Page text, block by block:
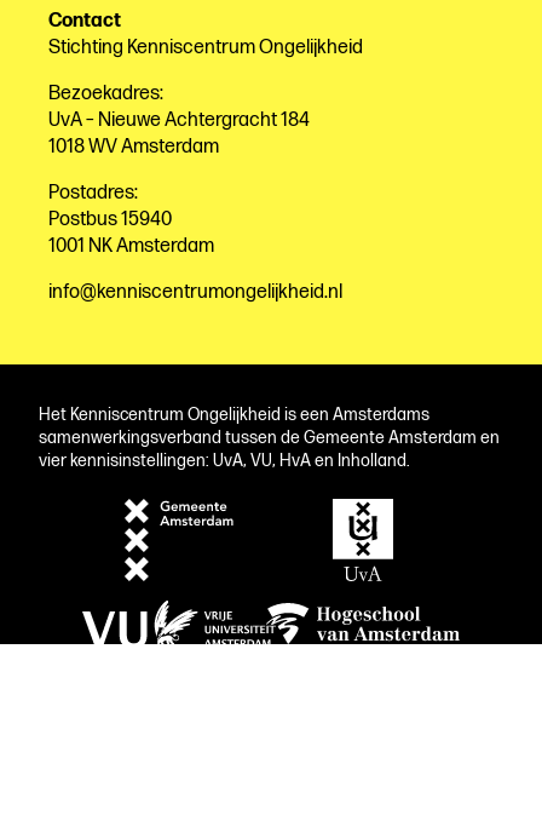
Contact
Stichting Kenniscentrum Ongelijkheid
Bezoekadres:
UvA – Nieuwe Achtergracht 184
1018 WV Amsterdam
Postadres:
Postbus 15940
1001 NK Amsterdam
info@kenniscentrumongelijkheid.nl
Het Kenniscentrum Ongelijkheid is een Amsterdams
samenwerkingsverband tussen de Gemeente Amsterdam en
vier kennisinstellingen: UvA, VU, HvA en Inholland.